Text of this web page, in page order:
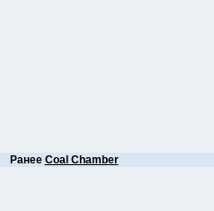
Ранее Coal Chamber